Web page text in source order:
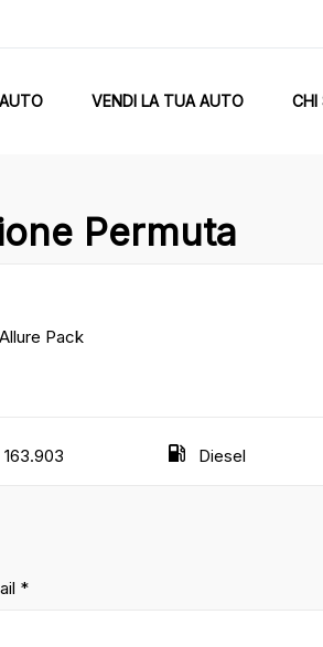
VENDI LA TUA AUTO CHI
Permuta
Pack
163.903 Diesel
*